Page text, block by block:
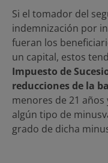
Si el tomador del
indemnización por
fueran los
un capital, estos
Impuesto de
reducciones de la
menores de 21
algún tipo de
grado de dicha